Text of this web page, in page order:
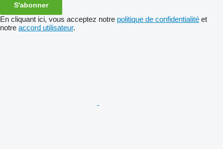
S'abonner
En cliquant ici, vous acceptez notre politique de confidentialité et
notre accord utilisateur.